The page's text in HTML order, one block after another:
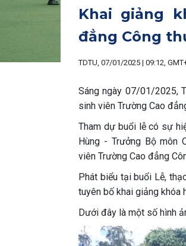
Khai giảng
đẳng Công
TDTU, 07/01/2025 | 09:12,
Sáng ngày 07/01/2025,
sinh viên Trường Cao
Tham dự buổi lễ có sự
Hùng - Trưởng Bộ môn
viên Trường Cao đẳng
Phát biểu tại buổi Lễ,
tuyên bố khai giảng khóa
Dưới đây là một số hình